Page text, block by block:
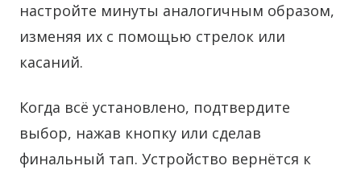
настройте минуты аналогичным образом,
изменяя их с помощью стрелок или
касаний.
Когда всё установлено, подтвердите
выбор, нажав кнопку или сделав
финальный тап. Устройство вернётся к